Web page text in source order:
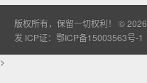
版权所有，保留一切权利！ © 2026
发 ICP证：鄂ICP备15003563号-1
>